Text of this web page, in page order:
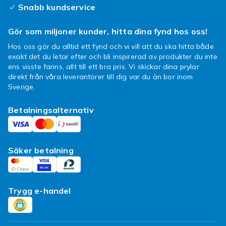
Kontrollera att klockan är kompatibel med din
GPS och kommunikation
Smartwatches med inbyggt GPS spårar din
position oberoende av telefon. Modeller med
eSIM är kompatibla med mobilnätet och låter
Handla smartwatches hos
Hos Fyndiq hittar du smartwatches
kompatibla med iPhone och Android till alltid
Hos Fyndiq hittar du klockor i ett brett och
välsorterat sortiment. Vi erbjuder kompatibla
produkter för alla populära märken och
Snabb kundservice
Gör som miljoner kunder, hitta dina fynd hos oss!
Hos oss gör du alltid ett fynd och vi vill att du ska hitta både
exakt det du letar efter och bli inspirerad av produkter du inte
ens visste fanns, allt till ett bra pris. Vi skickar dina prylar
direkt från våra leverantörer till dig var du än bor inom
Sverige.
Betalningsalternativ
Säker betalning
Trygg e-handel